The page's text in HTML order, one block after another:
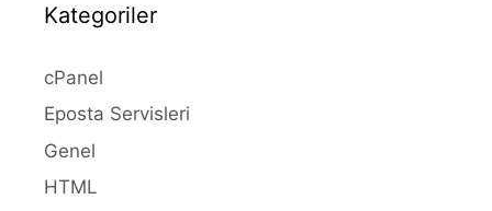
Kategoriler
cPanel
Eposta Servisleri
Genel
HTML